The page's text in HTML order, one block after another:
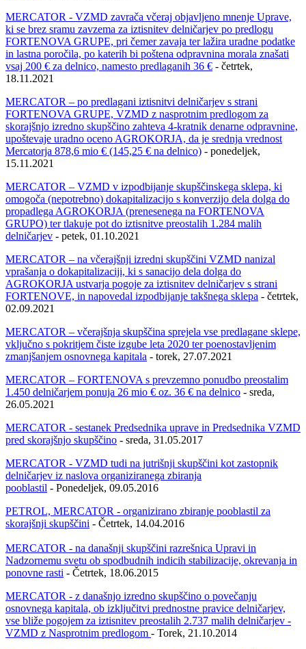
MERCATOR - VZMD zavrača včeraj objavljeno mnenje Uprave,
ki se brez sramu zavzema za iztisnitev delničarjev po predlogu
FORTENOVA GRUPE, pri čemer zavaja ter lažira uradne podatke
in lastna poročila, po katerih bi poštena odpravnina morala znašati
vsaj 200 € za delnico, namesto predlaganih 36 € - četrtek,
18.11.2021
MERCATOR – po predlagani iztisnitvi delničarjev s strani
FORTENOVA GRUPE, VZMD z nasprotnim predlogom za
skorajšnjo izredno skupščino zahteva 4-kratnik denarne odpravnine,
upoštevaje uradno oceno AGROKORJA, da je srednja vrednost
Mercatorja 878,6 mio € (145,25 € na delnico) - ponedeljek,
15.11.2021
MERCATOR – VZMD v izpodbijanje skupščinskega sklepa, ki
omogoča (nepotrebno) dokapitalizacijo s konverzijo dela dolga do
propadlega AGROKORJA (prenesenega na FORTENOVA
GRUPO) ter tlakuje pot do iztisnitve preostalih 1.284 malih
delničarjev - petek, 01.10.2021
MERCATOR – na včerajšnji izredni skupščini VZMD nanizal
vprašanja o dokapitalizaciji, ki s sanacijo dela dolga do
AGROKORJA ustvarja pogoje za iztisnitev delničarjev s strani
FORTENOVE, in napovedal izpodbijanje takšnega sklepa - četrtek,
02.09.2021
MERCATOR – včerajšnja skupščina sprejela vse predlagane sklepe,
vključno s pokritjem čiste izgube leta 2020 ter poenostavljenim
zmanjšanjem osnovnega kapitala - torek, 27.07.2021
MERCATOR – FORTENOVA s prevzemno ponudbo preostalim
1.450 delničarjem ponuja 26 mio € oz. 36 € na delnico - sreda,
26.05.2021
MERCATOR - sestanek Predsednika uprave in Predsednika VZMD
pred skorajšnjo skupščino - sreda, 31.05.2017
MERCATOR - VZMD tudi na jutrišnji skupščini kot zastopnik
delničarjev iz naslova organiziranega zbiranja
pooblastil - Ponedeljek, 09.05.2016
PETROL, MERCATOR - organizirano zbiranje pooblastil za
skorajšnji skupščini - Četrtek, 14.04.2016
MERCATOR - na današnji skupščini razrešnica Upravi in
Nadzornemu svetu ob spodbudnih indicih stabilizacije, okrevanja in
ponovne rasti - Četrtek, 18.06.2015
MERCATOR - z današnjo izredno skupščino o povečanju
osnovnega kapitala, ob izključitvi prednostne pravice delničarjev,
vse bliže pogojem za iztisnitev preostalih 2.737 malih delničarjev -
VZMD z Nasprotnim predlogom - Torek, 21.10.2014